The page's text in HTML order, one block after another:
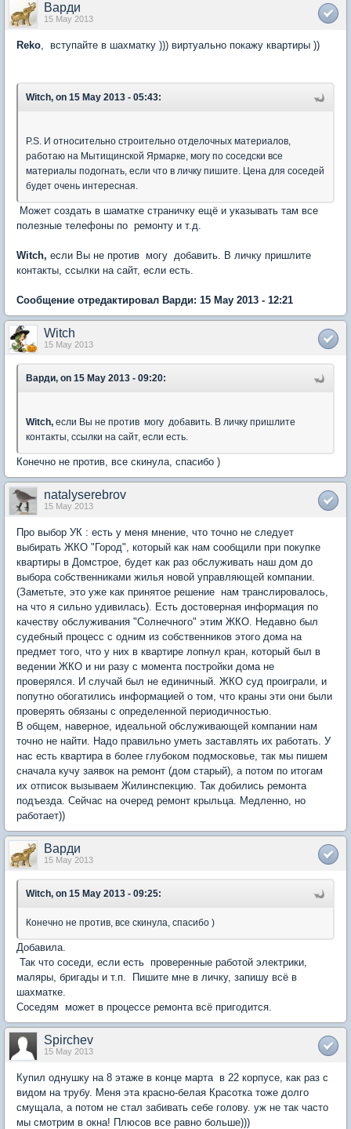
Варди
15 May 2013
Reko, вступайте в шахматку ))) виртуально покажу квартиры ))
Witch, on 15 May 2013 - 05:43:
P.S. И относительно строительно отделочных материалов,
работаю на Мытищинской Ярмарке, могу по соседски все
материалы подогнать, если что в личку пишите. Цена для соседей
будет очень интересная.
Может создать в шаматке страничку ещё и указывать там все
полезные телефоны по ремонту и т.д.
Witch, если Вы не против могу добавить. В личку пришлите
контакты, ссылки на сайт, если есть.
Сообщение отредактировал Варди: 15 May 2013 - 12:21
Witch
15 May 2013
Варди, on 15 May 2013 - 09:20:
Witch, если Вы не против могу добавить. В личку пришлите
контакты, ссылки на сайт, если есть.
Конечно не против, все скинула, спасибо )
natalyserebrov
15 May 2013
Про выбор УК : есть у меня мнение, что точно не следует
выбирать ЖКО "Город", который как нам сообщили при покупке
квартиры в Домстрое, будет как раз обслуживать наш дом до
выбора собственниками жилья новой управляющей компании.
(Заметьте, это уже как принятое решение нам транслировалось,
на что я сильно удивилась). Есть достоверная информация по
качеству обслуживания "Солнечного" этим ЖКО. Недавно был
судебный процесс с одним из собственников этого дома на
предмет того, что у них в квартире лопнул кран, который был в
ведении ЖКО и ни разу с момента постройки дома не
проверялся. И случай был не единичный. ЖКО суд проиграли, и
попутно обогатились информацией о том, что краны эти они были
проверять обязаны с определенной периодичностью.
В общем, наверное, идеальной обслуживающей компании нам
точно не найти. Надо правильно уметь заставлять их работать. У
нас есть квартира в более глубоком подмосковье, так мы пишем
сначала кучу заявок на ремонт (дом старый), а потом по итогам
их отписок вызываем Жилинспекцию. Так добились ремонта
подъезда. Сейчас на очеред ремонт крыльца. Медленно, но
работает))
Варди
15 May 2013
Witch, on 15 May 2013 - 09:25:
Конечно не против, все скинула, спасибо )
Добавила.
Так что соседи, если есть проверенные работой электрики,
маляры, бригады и т.п. Пишите мне в личку, запишу всё в
шахматке.
Соседям может в процессе ремонта всё пригодится.
Spirchev
15 May 2013
Купил однушку на 8 этаже в конце марта в 22 корпусе, как раз с
видом на трубу. Меня эта красно-белая Красотка тоже долго
смущала, а потом не стал забивать себе голову. уж не так часто
мы смотрим в окна! Плюсов все равно больше)))